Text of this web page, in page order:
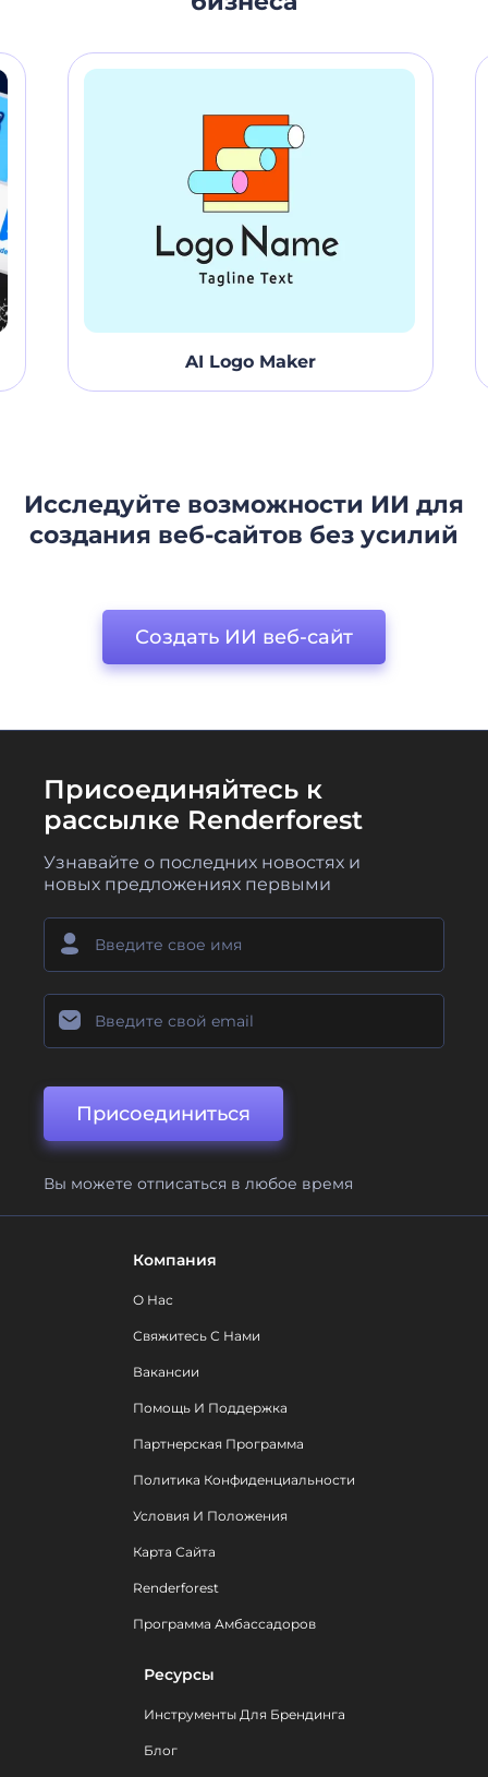
Интернете в кратчайшие сроки!
AI Logo Maker
Исследуйте возможности ИИ для
создания веб-сайтов без усилий
Создать ИИ веб-сайт
Присоединяйтесь к
рассылке Renderforest
Узнавайте о последних новостях и
новых предложениях первыми
Присоединиться
Вы можете отписаться в любое время
Компания
О Нас
Свяжитесь С Нами
Вакансии
Помощь И Поддержка
Партнерская Программа
Политика Конфиденциальности
Условия И Положения
Карта Сайта
Renderforest
Программа Амбассадоров
Ресурсы
Инструменты Для Брендинга
Блог